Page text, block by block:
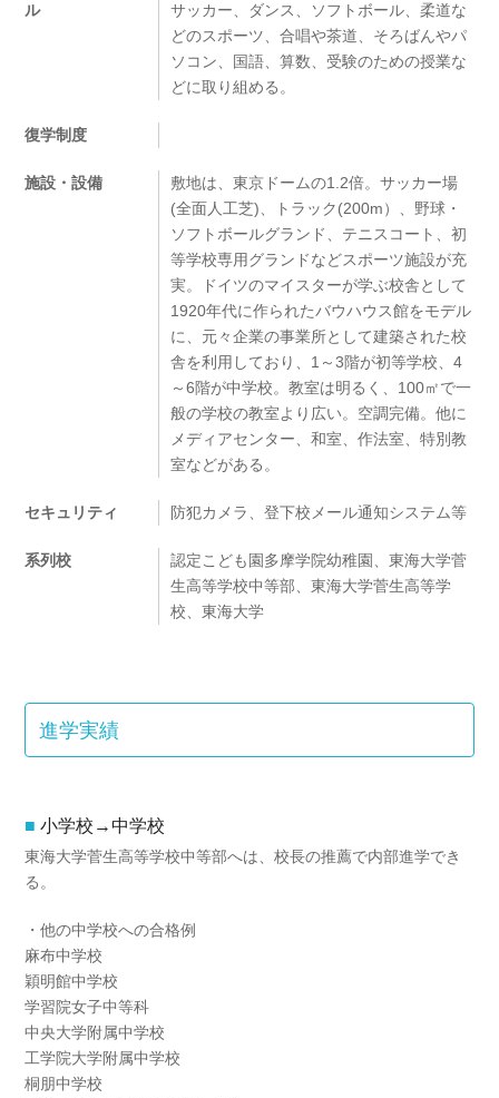
ル
サッカー、ダンス、ソフトボール、柔道な
どのスポーツ、合唱や茶道、そろばんやパ
ソコン、国語、算数、受験のための授業な
どに取り組める。
復学制度
施設・設備
敷地は、東京ドームの1.2倍。サッカー場
(全面人工芝)、トラック(200m）、野球・
ソフトボールグランド、テニスコート、初
等学校専用グランドなどスポーツ施設が充
実。ドイツのマイスターが学ぶ校舎として
1920年代に作られたバウハウス館をモデル
に、元々企業の事業所として建築された校
舎を利用しており、1～3階が初等学校、4
～6階が中学校。教室は明るく、100㎡で一
般の学校の教室より広い。空調完備。他に
メディアセンター、和室、作法室、特別教
室などがある。
セキュリティ 防犯カメラ、登下校メール通知システム等
系列校
認定こども園多摩学院幼稚園、東海大学菅
生高等学校中等部、東海大学菅生高等学
校、東海大学
進学実績
小学校→中学校
東海大学菅生高等学校中等部へは、校長の推薦で内部進学でき
る。
・他の中学校への合格例
麻布中学校
穎明館中学校
学習院女子中等科
中央大学附属中学校
工学院大学附属中学校
桐朋中学校